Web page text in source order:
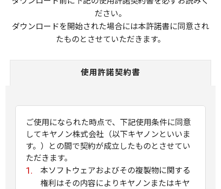
ださい。
ダウンロードを開始された場合には本許諾書に同意され
たものとさせていただきます。
使用許諾契約書
ご使用になられた時点で、下記使用条件に同意
してキヤノン株式会社（以下キヤノンといいま
す。）との間で契約が成立したものとさせてい
ただきます。
本ソフトウェアおよびその複製物に関する
権利はその内容によりキヤノンまたはキヤ